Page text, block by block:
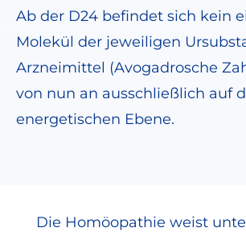
Ab der D24 befindet sich kein
Molekül der jeweiligen
Arzneimittel (Avogadrosche
von nun an ausschließlich auf
energetischen Ebene.
Die Homöopathie weist